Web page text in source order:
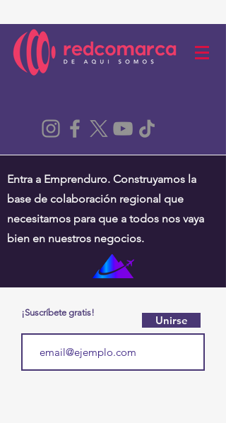
Entra a Emprenduro. Construyamos la
base de colaboración regional que
necesitamos para que a todos nos vaya
bien en nuestros negocios.
¡Suscríbete gratis!
Unirse